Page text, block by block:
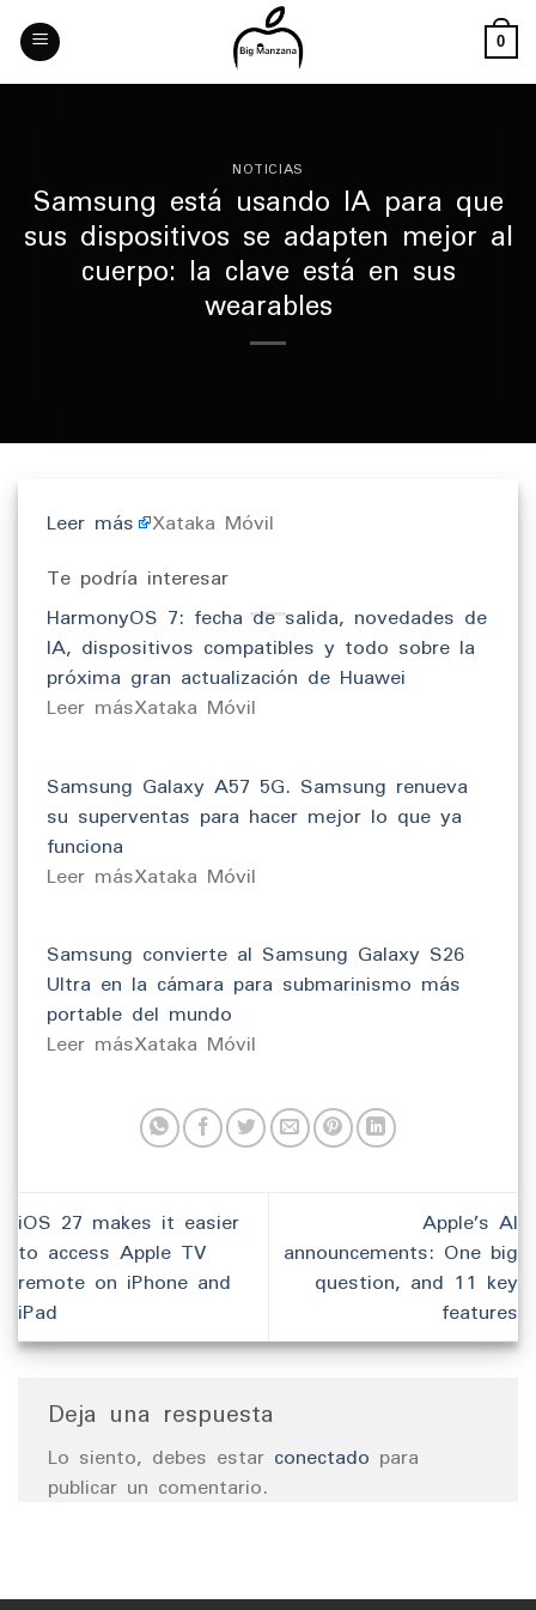
Skip
content
0
NOTICIAS
Samsung está usando IA para que
sus dispositivos se adapten mejor al
cuerpo: la clave está en sus
wearables
Leer más Xataka Móvil
Te podría interesar
HarmonyOS 7: fecha de salida, novedades de
IA, dispositivos compatibles y todo sobre la
próxima gran actualización de Huawei
​Leer másXataka Móvil
Samsung Galaxy A57 5G. Samsung renueva
su superventas para hacer mejor lo que ya
funciona
​Leer másXataka Móvil
Samsung convierte al Samsung Galaxy S26
Ultra en la cámara para submarinismo más
portable del mundo
​Leer másXataka Móvil
iOS 27 makes it easier
to access Apple TV
remote on iPhone and
iPad
Apple’s AI
announcements: One big
question, and 11 key
features
Deja una respuesta
Lo siento, debes estar conectado para
publicar un comentario.